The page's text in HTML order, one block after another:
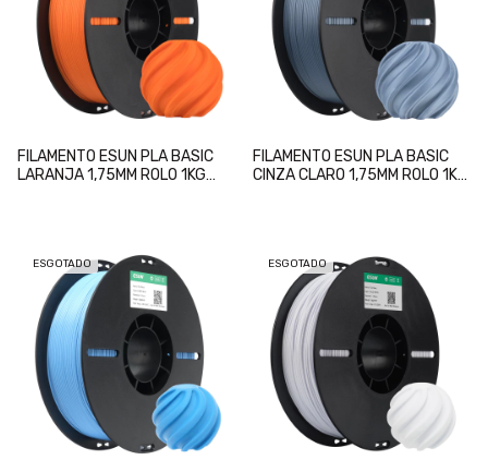
FILAMENTO ESUN PLA BASIC
LARANJA 1,75MM ROLO 1KG
FILAMENTO ESUN PLA BASIC
CINZA CLARO 1,75MM ROLO 1KG
ESGOTADO ESGOTADO